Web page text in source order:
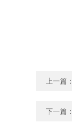
上一篇
下一篇